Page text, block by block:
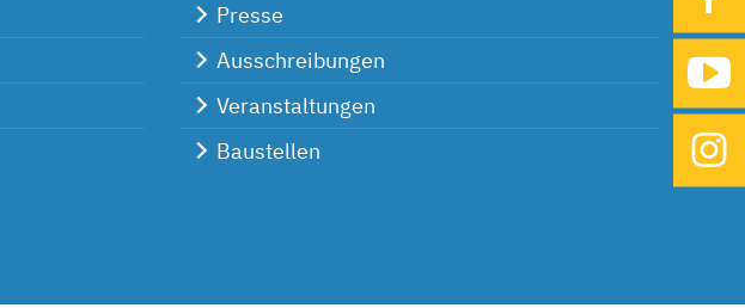
Presse
Ausschreibungen
Veranstaltungen
Baustellen